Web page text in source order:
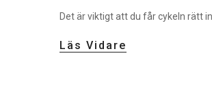
Det är viktigt att du får cykeln rätt
Läs Vidare